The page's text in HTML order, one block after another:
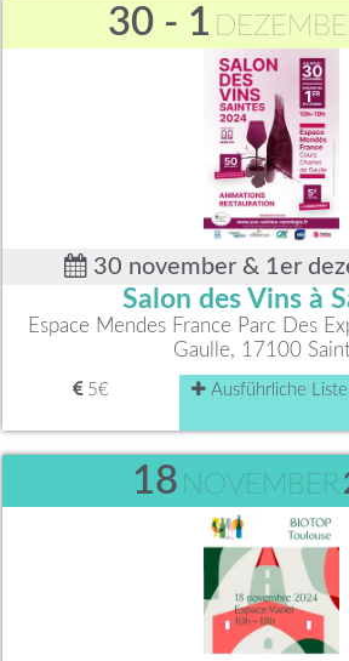
30 - 1
30 november & 1er
Salon des Vins à
Espace Mendes France Parc Des
Gaulle, 17100
5€ Ausführliche Liste
18 NOVEMBER